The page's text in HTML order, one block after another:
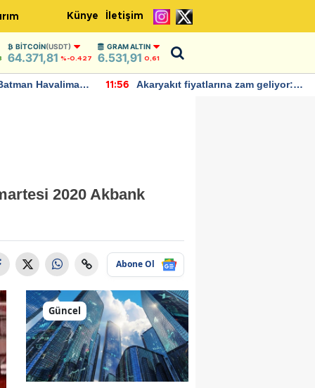
Künye İletişim
BITCOIN(USDT)
64.371,81 %-0.427
GRAM ALTIN
6.531,91 0,61
Havalimanı
11:56
Akaryakıt fiyatlarına zam geliyor:
2020 Akbank
Abone Ol
Güncel